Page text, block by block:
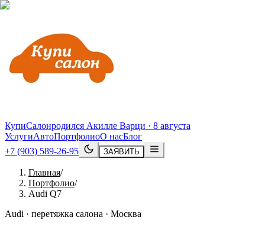
КупиСалонродился Акилле Варци · 8 августа
УслугиАвтоПортфолиоО насБлог
+7 (903) 589-26-95
ЗАЯВИТЬ
Главная/
Портфолио/
Audi Q7
Audi · перетяжка салона · Москва